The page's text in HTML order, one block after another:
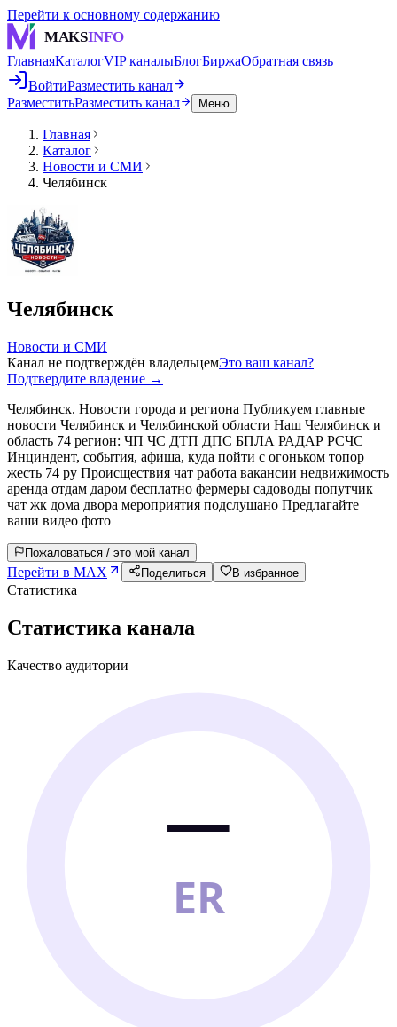
Перейти к основному содержанию
MAKSINFO
ГлавнаяКаталогVIP каналыБлогБиржаОбратная связь
ВойтиРазместить канал
РазместитьРазместить канал Меню
Главная
Каталог
Новости и СМИ
Челябинск
Челябинск
Новости и СМИ
Канал не подтверждён владельцемЭто ваш канал?
Подтвердите владение →
Челябинск. Новости города и региона Публикуем главные
новости Челябинск и Челябинской области Наш Челябинск и
область 74 регион: ЧП ЧС ДТП ДПС БПЛА РАДАР РСЧС
Инциндент, события, афиша, куда пойти с огоньком топор
жесть 74 ру Происществия чат работа вакансии недвижимость
аренда отдам даром бесплатно фермеры садоводы попутчик
чат жк дома двора мероприятия подслушано Предлагайте
ваши видео фото
Пожаловаться / это мой канал
Перейти в MAX Поделиться В избранное
Статистика
Статистика канала
Качество аудитории
—
ER